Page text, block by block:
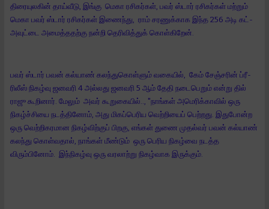
திரையுலகின் தாய்வீடு, இங்கு மெகா ரசிகர்கள், பவர் ஸ்டார் ரசிகர்கள் மற்றும்
மெகா பவர் ஸ்டார் ரசிகர்கள் இணைந்து, ராம் சரணுக்காக இந்த 256 அடி கட்-
அவுட்டை அமைத்ததற்கு நன்றி தெரிவித்துக் கொள்கிறேன்.
பவர் ஸ்டார் பவன் கல்யாண் கலந்துகொள்ளும் வகையில், கேம் சேஞ்சரின் ப்ரீ-
ரிலீஸ் நிகழ்வு ஜனவரி 4 அல்லது ஜனவரி 5 ஆம் தேதி நடைபெறும் என்று தில்
ராஜு கூறினார். மேலும் அவர் கூறுகையில்.., "நாங்கள் அமெரிக்காவில் ஒரு
நிகழ்ச்சியை நடத்தினோம், அது மிகப்பெரிய வெற்றியைப் பெற்றது. இதுபோன்ற
ஒரு வெற்றிகரமான நிகழ்விற்குப் பிறகு, எங்கள் துணை முதல்வர் பவன் கல்யாண்
கலந்து கொள்வதால், நாங்கள் மீண்டும் ஒரு பெரிய நிகழ்வை நடத்த
விரும்பினோம். இந்நிகழ்வு ஒரு வரலாற்று நிகழ்வாக இருக்கும்.